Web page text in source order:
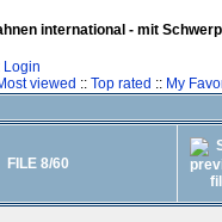
international - mit
Login
viewed :: Top rated :: My
FILE 8/60